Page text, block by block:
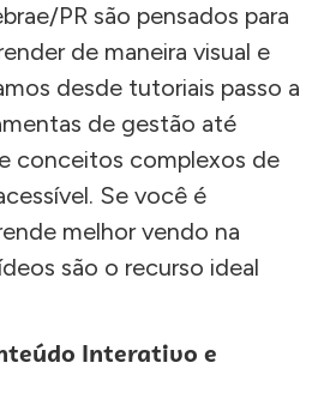
PR são pensados para
de maneira visual e
desde tutoriais passo a
de gestão até
conceitos complexos de
Se você é
melhor vendo na
são o recurso ideal
Interativo e